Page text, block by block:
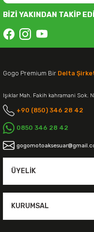
BİZİ YAKINDAN TAKİP
Gogo Premium Bir Delta
Işıklar Mah. Fakih kahramani Sok.
+90 (850) 346 28 42
0850 346 28 42
ÜYELIK
KURUMSAL